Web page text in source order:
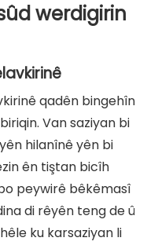
werdigirin
qadên bingehîn
Van saziyan bi
hilanînê yên bi
ên tiştan bicîh
peywirê bêkêmasî
di rêyên teng de û
ku karsaziyan li